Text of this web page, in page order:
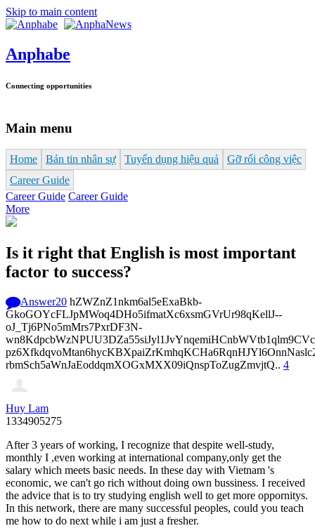
Skip to main content
Anphabe
Connecting opportunities
Main menu
Home Bản tin nhân sự Tuyển dụng hiệu quả
Gỡ rối công việc
Career Guide
Career Guide Career Guide
More
Is it right that English is most important
factor to success?
Answer20 hZWZnZ1nkm6al5eExaBkb-
GkoGOYcFLJpMWoq4DHo5ifmatXc6xsmGVrUr98qKellJ--
oJ_Tj6PNo5mMrs7PxrDF3N-
rbmSch5aWnJaEoddqmXOGxMXX09iQnspToZugZmvjtQ.. 4
Huy Lam
1334905275
After 3 years of working, I recognize that despite well-study,
monthly I ,even working at international company,only get the
salary which meets basic needs. In these day with Vietnam 's
economic, we can't go rich without doing own bussiness. I received
the advice that is to try studying english well to get more oppornitys.
In this network, there are many successful peoples, could you teach
me how to do next while i am just a fresher.